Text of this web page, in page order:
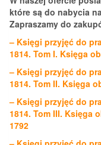
które są do nabycia
Zapraszamy do
– Księgi przyjęć do
1814. Tom I. Księga
– Księgi przyjęć do
1814. Tom II. Księga
– Księgi przyjęć do
1814. Tom III. Księga
1792